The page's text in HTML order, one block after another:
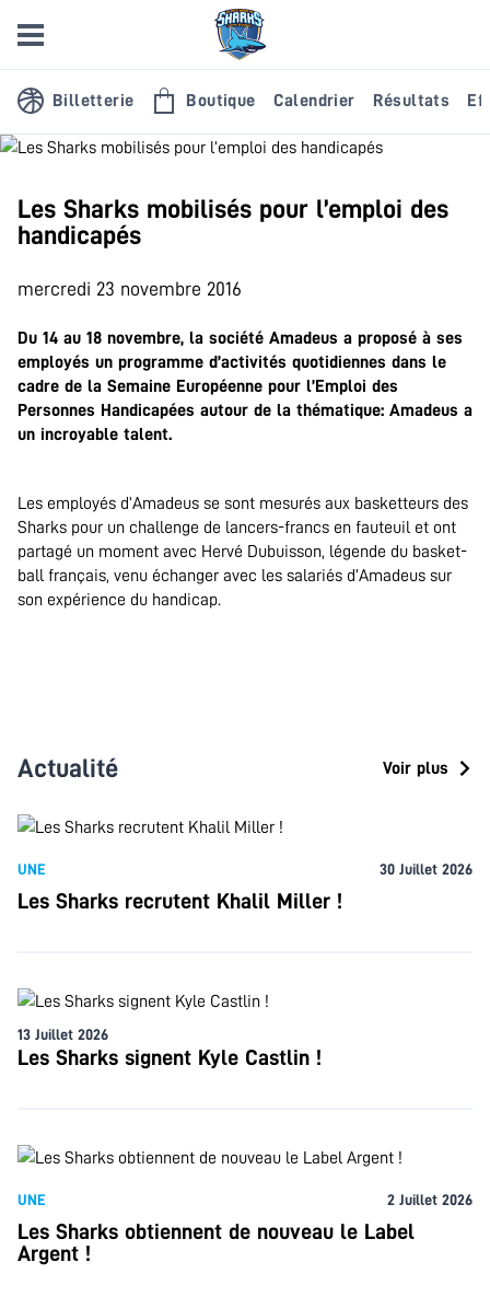
Billetterie Boutique Calendrier Résultats
Les Sharks mobilisés pour l’emploi des
handicapés
mercredi 23 novembre 2016
Du 14 au 18 novembre, la société Amadeus a proposé à ses
employés un programme d’activités quotidiennes dans le
cadre de la Semaine Européenne pour l’Emploi des
Personnes Handicapées autour de la thématique: Amadeus a
un incroyable talent.
Les employés d’Amadeus se sont mesurés aux basketteurs des
Sharks pour un challenge de lancers-francs en fauteuil et ont
partagé un moment avec Hervé Dubuisson, légende du basket-
ball français, venu échanger avec les salariés d’Amadeus sur
son expérience du handicap.
Actualité Voir plus
UNE 30 Juillet 2026
Les Sharks recrutent Khalil Miller !
13 Juillet 2026
Les Sharks signent Kyle Castlin !
UNE 2 Juillet 2026
Les Sharks obtiennent de nouveau le Label
Argent !